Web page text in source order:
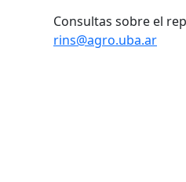
Consultas sobre el
rins@agro.uba.ar